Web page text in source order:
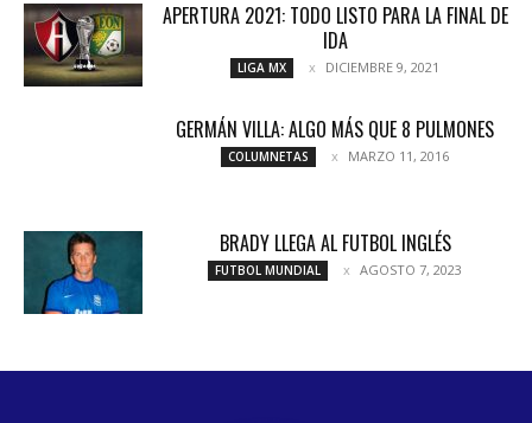
APERTURA 2021: TODO LISTO PARA LA FINAL DE
IDA
LIGA MX DICIEMBRE 9, 2021
GERMÁN VILLA: ALGO MÁS QUE 8 PULMONES
COLUMNETAS MARZO 11, 2016
BRADY LLEGA AL FUTBOL INGLÉS
FUTBOL MUNDIAL AGOSTO 7, 2023